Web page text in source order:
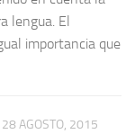
lengua. El
importancia que
28 AGOSTO, 2015